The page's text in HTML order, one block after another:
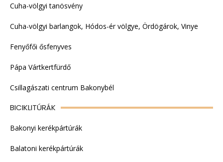
Cuha-völgyi tanösvény
Cuha-völgyi barlangok, Hódos-ér völgye, Ördögárok, Vinye
Fenyőfői ősfenyves
Pápa Vártkertfürdő
Csillagászati centrum Bakonybél
BICIKLITÚRÁK
Bakonyi kerékpártúrák
Balatoni kerékpártúrák